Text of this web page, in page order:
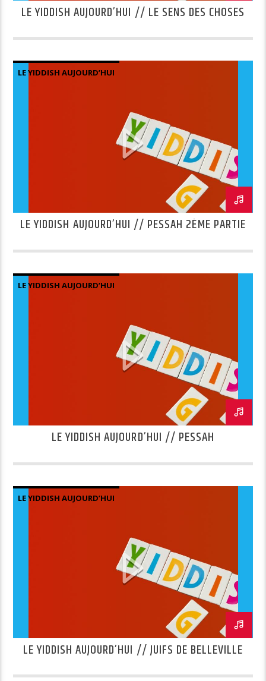
LE YIDDISH AUJOURD’HUI // LE SENS DES CHOSES
LE YIDDISH AUJOURD’HUI
LE YIDDISH AUJOURD’HUI // PESSAH 2ÈME PARTIE
LE YIDDISH AUJOURD’HUI
LE YIDDISH AUJOURD’HUI // PESSAH
LE YIDDISH AUJOURD’HUI
LE YIDDISH AUJOURD’HUI // JUIFS DE BELLEVILLE